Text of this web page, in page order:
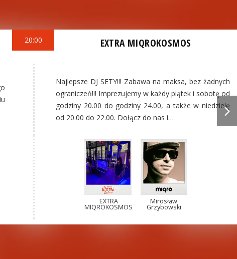
20:00 EXTRA MIQROKOSMOS
Najlepsze DJ SETY!!! Zabawa na maksa, bez żadnych
ograniczeń!!! Imprezujemy w każdy piątek i sobotę od
godziny 20.00 do godziny 24.00, a także w niedzielę
od 20.00 do 22.00. Dołącz do nas i…
EXTRA
MIQROKOSMOS
Mirosław
Grzybowski